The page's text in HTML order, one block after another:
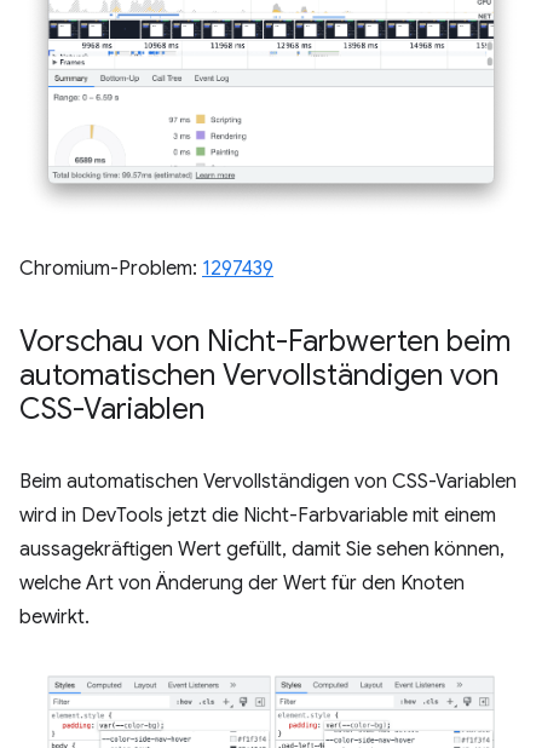
Chromium-Problem: 1297439
Vorschau von Nicht-Farbwerten beim
automatischen Vervollständigen von
CSS-Variablen
Beim automatischen Vervollständigen von CSS-Variablen
wird in DevTools jetzt die Nicht-Farbvariable mit einem
aussagekräftigen Wert gefüllt, damit Sie sehen können,
welche Art von Änderung der Wert für den Knoten
bewirkt.